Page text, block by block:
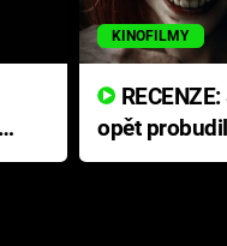
KINOFILMY
opět
přichází s